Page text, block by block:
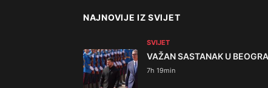
NAJNOVIJE IZ SVIJET
SVIJET
VAŽAN SASTANAK U
7h 19min